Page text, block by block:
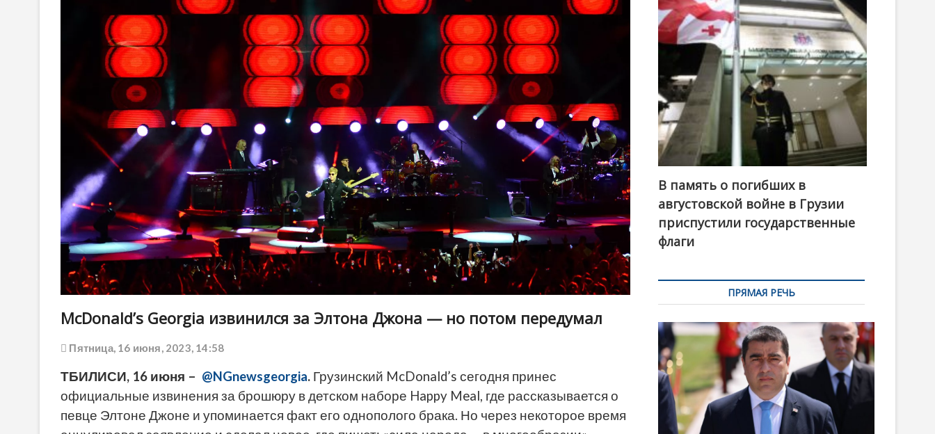
o
n
McDonald’s Georgia извинился за Элтона Джона — но потом передумал
Пятница, 16 июня, 2023, 14:58
ТБИЛИСИ, 16 июня – @NGnewsgeorgia. Грузинский McDonald’s сегодня принес
официальные извинения за брошюру в детском наборе Happy Meal, где рассказывается о
певце Элтоне Джоне и упоминается факт его однополого брака. Но через некоторое время
В память о погибших в
августовской войне в Грузии
приспустили государственные
флаги
ПРЯМАЯ РЕЧЬ